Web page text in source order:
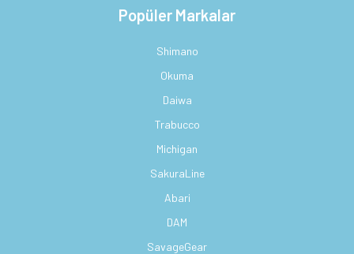
Popüler Markalar
Shimano
Okuma
Daiwa
Trabucco
Michigan
SakuraLine
Abari
DAM
SavageGear